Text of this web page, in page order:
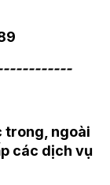
trong, ngoài
các dịch vụ